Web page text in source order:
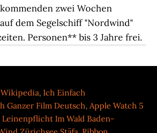
zwei Wochen
dem Segelschiff "Nordwind"
Personen** bis 3 Jahre frei.
, Ich Einfach
Ganzer Film Deutsch,Apple Watch 5
Leinenpflicht Im Wald Baden-